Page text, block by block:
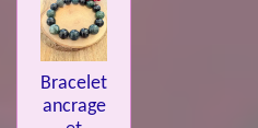
Bracelet
ancrage